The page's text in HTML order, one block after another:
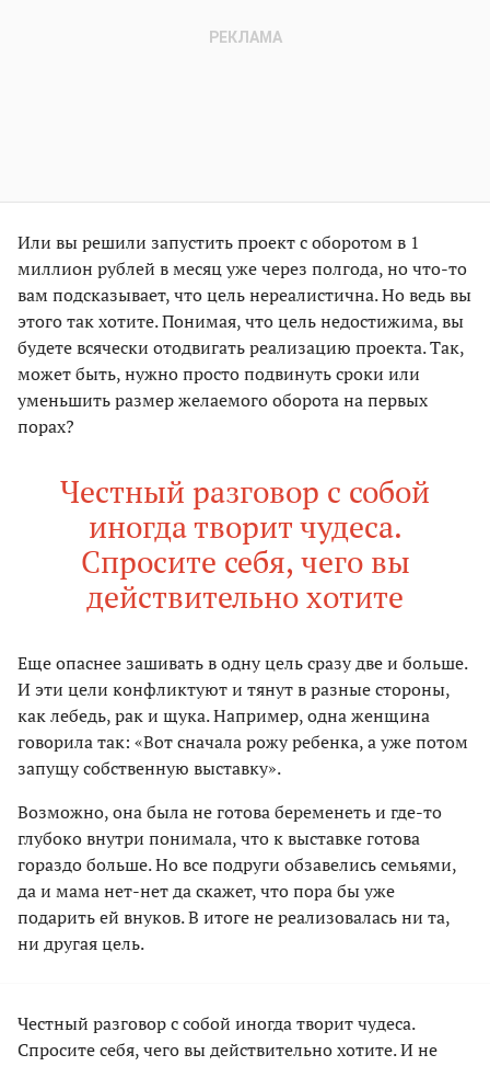
Или вы решили запустить проект с оборотом в 1
миллион рублей в месяц уже через полгода, но что-то
вам подсказывает, что цель нереалистична. Но ведь вы
этого так хотите. Понимая, что цель недостижима, вы
будете всячески отодвигать реализацию проекта. Так,
может быть, нужно просто подвинуть сроки или
уменьшить размер желаемого оборота на первых
порах?
Честный разговор с собой
иногда творит чудеса.
Спросите себя, чего вы
действительно хотите
Еще опаснее зашивать в одну цель сразу две и больше.
И эти цели конфликтуют и тянут в разные стороны,
как лебедь, рак и щука. Например, одна женщина
говорила так: «Вот сначала рожу ребенка, а уже потом
запущу собственную выставку».
Возможно, она была не готова беременеть и где-то
глубоко внутри понимала, что к выставке готова
гораздо больше. Но все подруги обзавелись семьями,
да и мама нет-нет да скажет, что пора бы уже
подарить ей внуков. В итоге не реализовалась ни та,
ни другая цель.
Честный разговор с собой иногда творит чудеса.
Спросите себя, чего вы действительно хотите. И не